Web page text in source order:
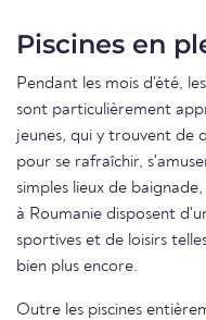
Piscines en
Pendant les mois d'été,
sont particulièrement
jeunes, qui y trouvent de
pour se rafraîchir,
simples lieux de
à Roumanie disposent
sportives et de loisirs
bien plus encore.
Outre les piscines